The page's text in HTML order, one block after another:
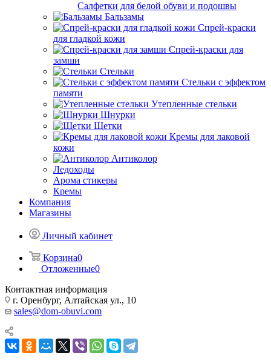
Салфетки для белой обуви и подошвы
Бальзамы
Спрей-краски
для гладкой кожи
Спрей-краски для
замши
Стельки
Стельки с эффектом
памяти
Утепленные стельки
Шнурки
Щетки
Кремы для лаковой
кожи
Антиколор
Ледоходы
Арома стикеры
Кремы
Компания
Магазины
Личный кабинет
Корзина0
Отложенные0
Контактная информация
г. Оренбург, Алтайская ул., 10
sales@dom-obuvi.com